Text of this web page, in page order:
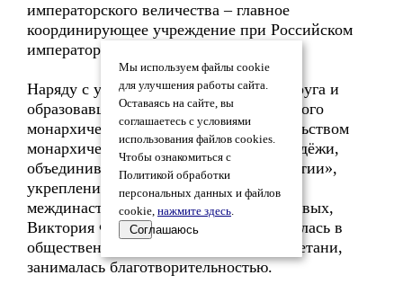
императорского величества – главное
координирующее учреждение при Российском
императорском доме.
Наряду с участием в деятельности супруга и
образовавшегося вокруг него легитимного
монархического движения, покровительством
монархически мыслящей русской молодёжи,
объединившейся в «Младоросской партии»,
укреплением международных и
междинастических связей дома Романовых,
Виктория Феодоровна активно включилась в
общественную и культурную жизнь Бретани,
занималась благотворительностью.
Мы используем файлы cookie
для улучшения работы сайта.
Оставаясь на сайте, вы
соглашаетесь с условиями
использования файлов cookies.
Чтобы ознакомиться с
Политикой обработки
персональных данных и файлов
cookie, нажмите здесь.
Соглашаюсь